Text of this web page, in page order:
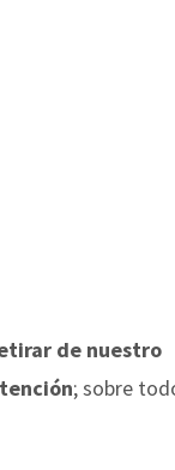
de nuestro
; sobre